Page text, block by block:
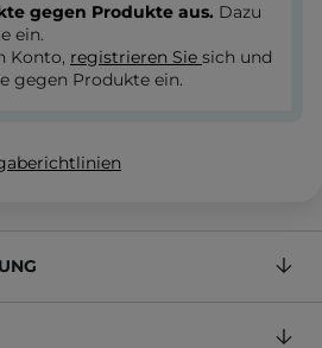
gegen Produkte aus. Dazu
ein.
Konto, registrieren Sie sich und
gegen Produkte ein.